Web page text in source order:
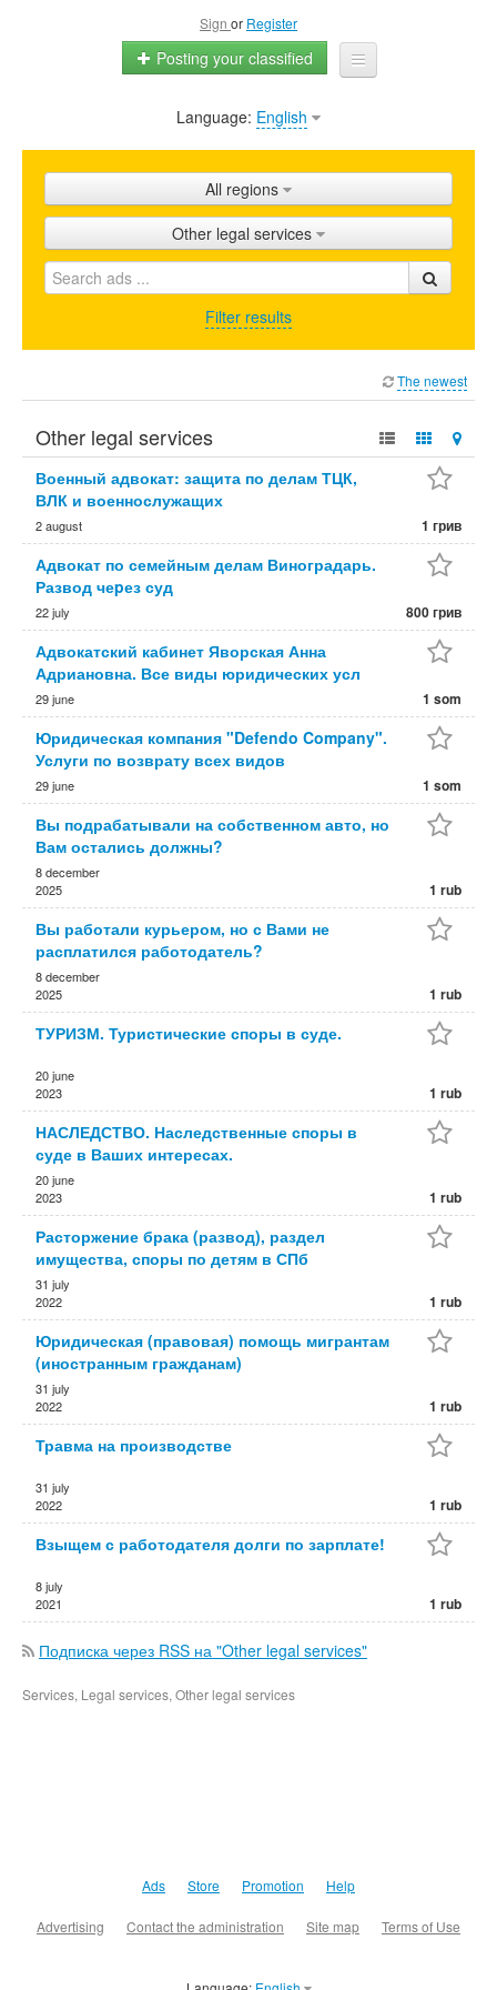
Sign or Register
Posting your classified
Home
Shops
Promotion
FAQ
Language: English
All regions
Other legal services
Filter results
The newest
Other legal services
Военный адвокат: защита по делам ТЦК,
ВЛК и военнослужащих
2 august 1 грив
Адвокат по семейным делам Виноградарь.
Развод чеpез суд
22 july 800 грив
Адвокатский кабинет Яворская Анна
Адриановна. Все виды юридических усл
29 june 1 som
Юридическая компания "Defendo Company".
Услуги по возврату всех видов
29 june 1 som
Вы подрабатывали на собственном авто, но
Вам остались должны?
8 december
2025
1 rub
Вы работали курьером, но с Вами не
расплатился работодатель?
8 december
2025
1 rub
ТУРИЗМ. Туристические споры в суде.
20 june
2023
1 rub
НАСЛЕДСТВО. Наследственные споры в
суде в Ваших интересах.
20 june
2023
1 rub
Расторжение брака (развод), раздел
имущества, споры по детям в СПб
31 july
2022
1 rub
Юридическая (правовая) помощь мигрантам
(иностранным гражданам)
31 july
2022
1 rub
Травма на производстве
31 july
2022
1 rub
Взыщем с работодателя долги по зарплате!
8 july
2021
1 rub
Подписка через RSS на "Other legal services"
Services, Legal services, Other legal services
Ads Store Promotion Help
Advertising Contact the administration Site map Terms of Use